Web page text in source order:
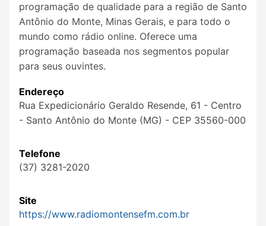
programação de qualidade para a região de Santo
Antônio do Monte, Minas Gerais, e para todo o
mundo como rádio online. Oferece uma
programação baseada nos segmentos popular
para seus ouvintes.
Endereço
Rua Expedicionário Geraldo Resende, 61 - Centro
- Santo Antônio do Monte (MG) - CEP 35560-000
Telefone
(37) 3281-2020
Site
https://www.radiomontensefm.com.br